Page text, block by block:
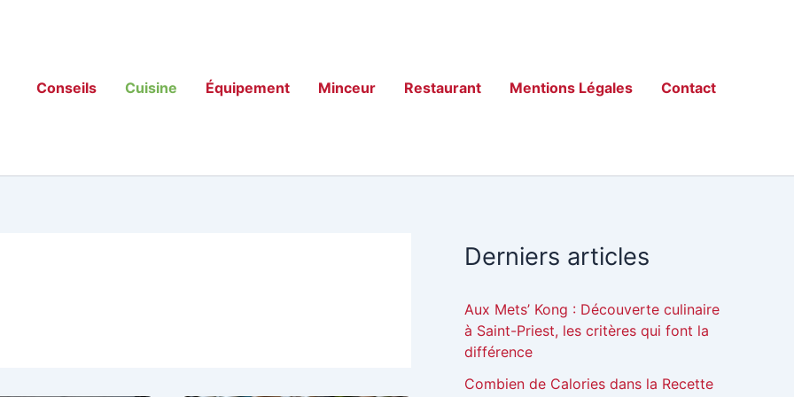
Conseils
Cuisine Équipement Minceur Restaurant Mentions Légales Contact
Derniers articles
Aux Mets’ Kong : Découverte culinaire
à Saint-Priest, les critères qui font la
différence
Combien de Calories dans la Recette